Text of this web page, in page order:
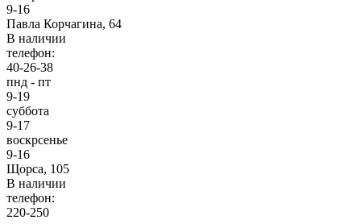
9-16
Павла Корчагина, 64
В наличии
телефон:
40-26-38
пнд - пт
9-19
суббота
9-17
воскрсенье
9-16
Щорса, 105
В наличии
телефон:
220-250